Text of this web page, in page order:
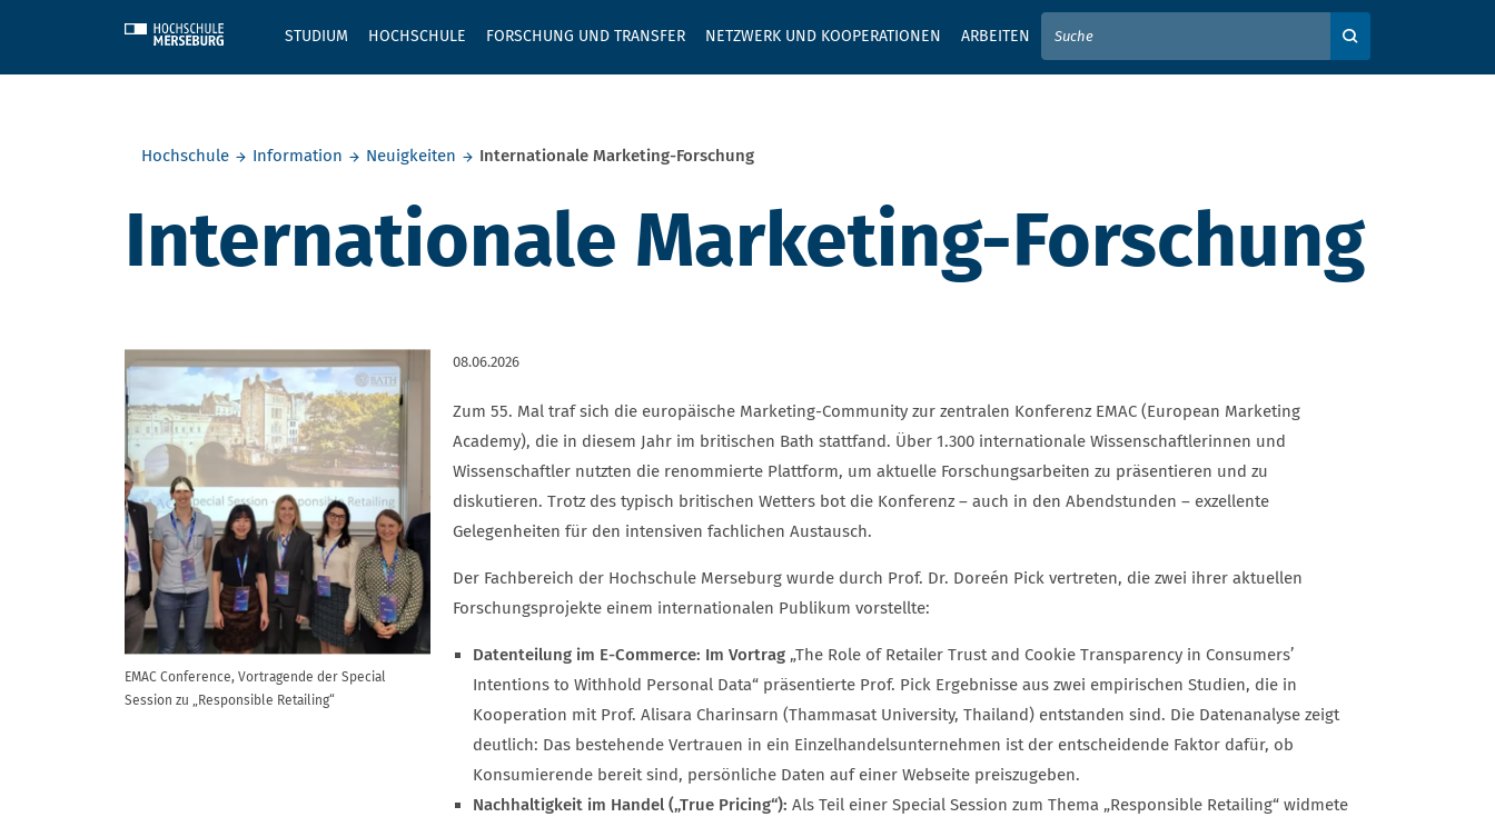
STUDIUM HOCHSCHULE FORSCHUNG UND TRANSFER NETZWERK UND KOOPERATIONEN ARBEITEN
GEBEN SIE HIER IHREN SUCHBEGRIFF EIN
Hochschule
Information Neuigkeiten Internationale Marketing-Forschung
Internationale Marketing-Forschung
EMAC Conference, Vortragende der Special
Session zu „Responsible Retailing“
08.06.2026
Zum 55. Mal traf sich die europäische Marketing-Community zur zentralen Konferenz EMAC (European Marketing
Academy), die in diesem Jahr im britischen Bath stattfand. Über 1.300 internationale Wissenschaftlerinnen und
Wissenschaftler nutzten die renommierte Plattform, um aktuelle Forschungsarbeiten zu präsentieren und zu
diskutieren. Trotz des typisch britischen Wetters bot die Konferenz – auch in den Abendstunden – exzellente
Gelegenheiten für den intensiven fachlichen Austausch.
Der Fachbereich der Hochschule Merseburg wurde durch Prof. Dr. Doreén Pick vertreten, die zwei ihrer aktuellen
Forschungsprojekte einem internationalen Publikum vorstellte:
Datenteilung im E-Commerce: Im Vortrag „The Role of Retailer Trust and Cookie Transparency in Consumers’
Intentions to Withhold Personal Data“ präsentierte Prof. Pick Ergebnisse aus zwei empirischen Studien, die in
Kooperation mit Prof. Alisara Charinsarn (Thammasat University, Thailand) entstanden sind. Die Datenanalyse zeigt
deutlich: Das bestehende Vertrauen in ein Einzelhandelsunternehmen ist der entscheidende Faktor dafür, ob
Konsumierende bereit sind, persönliche Daten auf einer Webseite preiszugeben.
Nachhaltigkeit im Handel („True Pricing“): Als Teil einer Special Session zum Thema „Responsible Retailing“ widmete